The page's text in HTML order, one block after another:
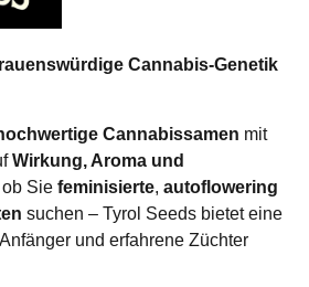
Cannabis-Genetik
Cannabissamen mit
Wirkung, Aroma und
Sie feminisierte, autoflowering
suchen – Tyrol Seeds bietet eine
und erfahrene Züchter